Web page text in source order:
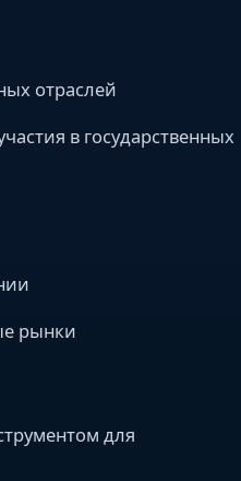
отраслей
в государственных
рынки
для